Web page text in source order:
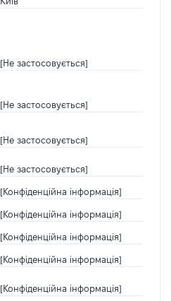
[Не застосовується]
[Не застосовується]
[Не застосовується]
[Не застосовується]
[Конфіденційна інформація]
[Конфіденційна інформація]
[Конфіденційна інформація]
[Конфіденційна інформація]
[Конфіденційна інформація]